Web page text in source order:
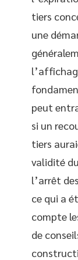
tiers
une
peut
si un
tiers
validité
l’arrêt
ce qui a
compte
de